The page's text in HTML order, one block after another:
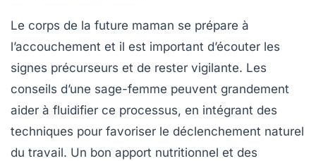
Le corps de la future maman se prépare à
l’accouchement et il est important d’écouter les
signes précurseurs et de rester vigilante. Les
conseils d’une sage-femme peuvent grandement
aider à fluidifier ce processus, en intégrant des
techniques pour favoriser le déclenchement naturel
du travail. Un bon apport nutritionnel et des